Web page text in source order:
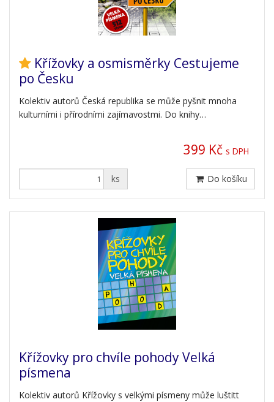
Křížovky a osmisměrky Cestujeme
po Česku
Kolektiv autorů Česká republika se může pyšnit mnoha
kulturními i přírodními zajímavostmi. Do knihy…
399 Kč s DPH
ks Do košíku
Křížovky pro chvíle pohody Velká
písmena
Kolektiv autorů Křížovky s velkými písmeny může luštitt